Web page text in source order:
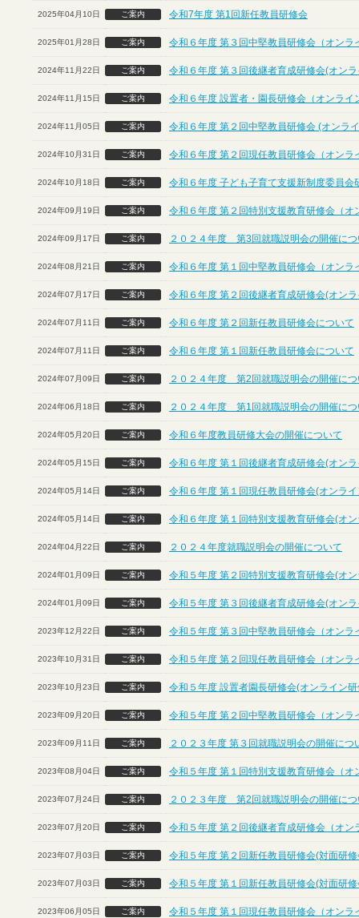
2025年04月10日 ご案内 令和7年度 第1回新任教員研修会
2025年01月28日 ご案内 令和６年度 第３回中堅教員研修会（オンラ
2024年11月22日 ご案内 令和６年度 第３回後継者育成研修会(オン
2024年11月15日 ご案内 令和６年度 設置者・園長研修会（オンライ
2024年11月05日 ご案内 令和６年度 第２回中堅教員研修会 (オンラ
2024年10月31日 ご案内 令和６年度 第２回現任教員研修会（オンラ
2024年10月18日 ご案内 令和６年度 子ども子育て支援新制度委員会
2024年09月19日 ご案内 令和６年度 第２回特別支援教育研修会（オ
2024年09月17日 ご案内 ２０２４年度 第3回就職説明会の開催につ
2024年08月21日 ご案内 令和６年度 第１回中堅教員研修会（オンラ
2024年07月17日 ご案内 令和６年度 第２回後継者育成研修会(オン
2024年07月11日 ご案内 令和６年度 第２回新任教員研修会について
2024年07月11日 ご案内 令和６年度 第１回新任教員研修会について
2024年07月09日 ご案内 ２０２４年度 第2回就職説明会の開催につ
2024年06月18日 ご案内 ２０２４年度 第1回就職説明会の開催につ
2024年05月20日 ご案内 令和６年度教員研修大会の開催について
2024年05月15日 ご案内 令和６年度 第１回後継者育成研修会(オン
2024年05月14日 ご案内 令和６年度 第１回現任教員研修会(オンラ
2024年05月14日 ご案内 令和６年度 第１回特別支援教育研修会(オ
2024年04月22日 ご案内 ２０２４年度就職説明会の開催について
2024年01月09日 ご案内 令和５年度 第２回特別支援教育研修会(オ
2024年01月09日 ご案内 令和５年度 第３回後継者育成研修会(オン
2023年12月22日 ご案内 令和５年度 第３回中堅教員研修会（オンラ
2023年10月31日 ご案内 令和５年度 第２回現任教員研修会（オンラ
2023年10月23日 ご案内 令和５年度 設置者園長研修会(オンライン
2023年09月20日 ご案内 令和５年度 第２回中堅教員研修会（オンラ
2023年09月11日 ご案内 ２０２３年度 第３回就職説明会の開催につ
2023年08月04日 ご案内 令和５年度 第１回特別支援教育研修会（オ
2023年07月24日 ご案内 ２０２３年度 第2回就職説明会の開催に
2023年07月20日 ご案内 令和５年度 第２回後継者育成研修会（オン
2023年07月03日 ご案内 令和５年度 第２回新任教員研修会(対面研
2023年07月03日 ご案内 令和５年度 第１回新任教員研修会(対面研
2023年06月05日 ご案内 令和５年度 第１回現任教員研修会（オンラ